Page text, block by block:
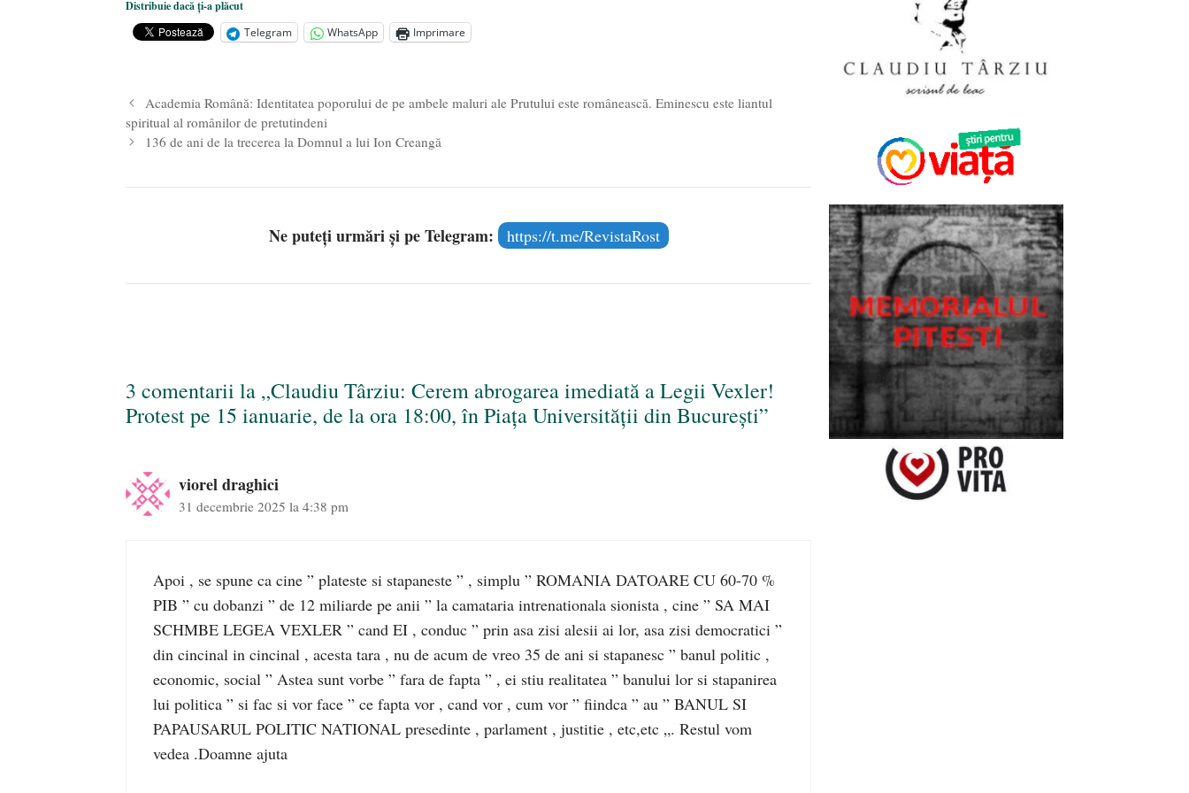
Statul care servește Națiunea - 21 aprilie 2026
Legea Vexler produce efecte. Bustul poetului Octavian Goga, înlăturat din Iași
Distribuie dacă ți-a plăcut
Telegram
WhatsApp Imprimare
Academia Română: Identitatea poporului de pe ambele maluri ale Prutului este românească. Eminescu este liantul
spiritual al românilor de pretutindeni
136 de ani de la trecerea la Domnul a lui Ion Creangă
Ne puteți urmări și pe Telegram: https://t.me/RevistaRost
3 comentarii la „Claudiu Târziu: Cerem abrogarea imediată a Legii Vexler!
Protest pe 15 ianuarie, de la ora 18:00, în Piața Universității din București”
viorel draghici
31 decembrie 2025 la 4:38 pm
Apoi , se spune ca cine ” plateste si stapaneste ” , simplu ” ROMANIA DATOARE CU 60-70 %
PIB ” cu dobanzi ” de 12 miliarde pe anii ” la camataria intrenationala sionista , cine ” SA MAI
SCHMBE LEGEA VEXLER ” cand EI , conduc ” prin asa zisi alesii ai lor, asa zisi democratici ”
din cincinal in cincinal , acesta tara , nu de acum de vreo 35 de ani si stapanesc ” banul politic ,
economic, social ” Astea sunt vorbe ” fara de fapta ” , ei stiu realitatea ” banului lor si stapanirea
lui politica ” si fac si vor face ” ce fapta vor , cand vor , cum vor ” fiindca ” au ” BANUL SI
PAPAUSARUL POLITIC NATIONAL presedinte , parlament , justitie , etc,etc „. Restul vom
vedea .Doamne ajuta